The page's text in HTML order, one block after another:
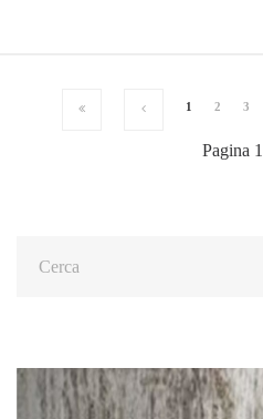
1 2 3
Pagina